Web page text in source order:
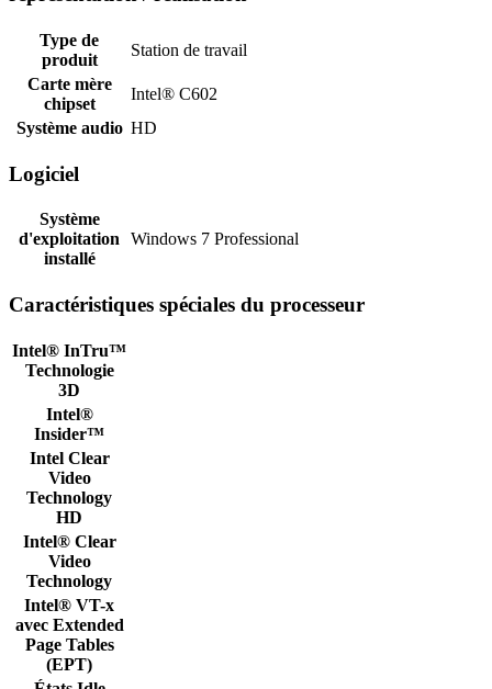
Type de
produit
Station de travail
Carte mère
chipset
Intel® C602
Système audio HD
Logiciel
Système
d'exploitation
installé
Windows 7 Professional
Caractéristiques spéciales du processeur
Intel® InTru™
Technologie
3D
Intel®
Insider™
Intel Clear
Video
Technology
HD
Intel® Clear
Video
Technology
Intel® VT-x
avec Extended
Page Tables
(EPT)